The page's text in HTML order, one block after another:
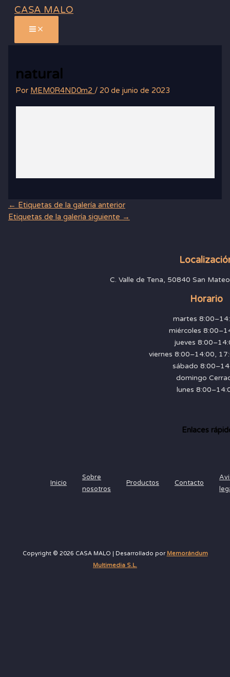
contenido
CASA MALO
natural
Por MEM0R4ND0m2 /20 de junio de 2023
← Etiquetas de la galería anterior
Etiquetas de la galería siguiente →
C. Valle de Tena, 50840 San
Horario
martes
miércoles
jueves
viernes 8:00–14:00,
sábado
domingo
lunes
Enlaces
Inicio
Sobre
nosotros
Productos Contacto
Copyright © 2026 CASA MALO | Desarrollado por Memorándum
Multimedia S.L.